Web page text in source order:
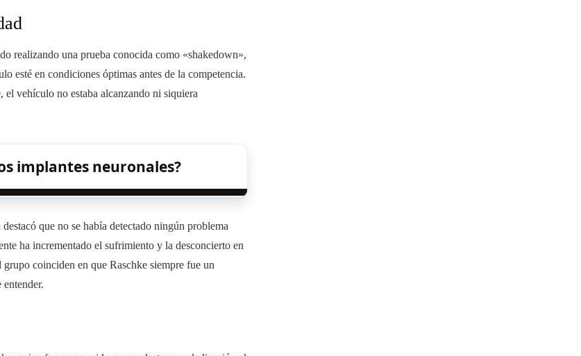
realizando una prueba conocida como «shakedown»,
esté en condiciones óptimas antes de la competencia.
el vehículo no estaba alcanzando ni siquiera
implantes neuronales?
que no se había detectado ningún problema
ha incrementado el sufrimiento y la desconcierto en
coinciden en que Raschke siempre fue un